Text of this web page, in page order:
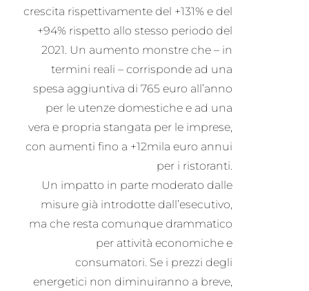
crescita rispettivamente del +131% e del
+94% rispetto allo stesso periodo del
2021. Un aumento monstre che – in
termini reali – corrisponde ad una
spesa aggiuntiva di 765 euro all’anno
per le utenze domestiche e ad una
vera e propria stangata per le imprese,
con aumenti fino a +12mila euro annui
per i ristoranti.
Un impatto in parte moderato dalle
misure già introdotte dall’esecutivo,
ma che resta comunque drammatico
per attività economiche e
consumatori. Se i prezzi degli
energetici non diminuiranno a breve,